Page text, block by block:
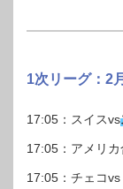
1次リーグ：2
17:05：スイスvs
17:05：アメリ
17:05：チェコ